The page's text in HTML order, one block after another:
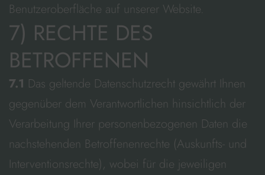
Benutzeroberfläche auf unserer Website.
7) RECHTE DES
BETROFFENEN
7.1 Das geltende Datenschutzrecht gewährt Ihnen
gegenüber dem Verantwortlichen hinsichtlich der
Verarbeitung Ihrer personenbezogenen Daten die
nachstehenden Betroffenenrechte (Auskunfts- und
Interventionsrechte), wobei für die jeweiligen